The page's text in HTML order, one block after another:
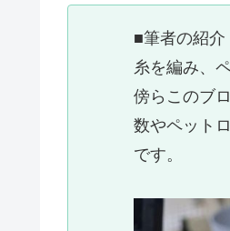
■筆者の紹
糸を編み、
傍らこのブ
数やペット
です。